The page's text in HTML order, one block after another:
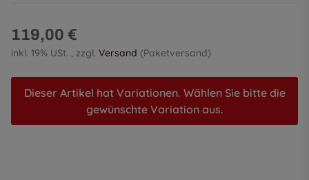
119,00 €
inkl. 19% USt. , zzgl. Versand (Paketversand)
Dieser Artikel hat Variationen. Wählen Sie bitte die
gewünschte Variation aus.